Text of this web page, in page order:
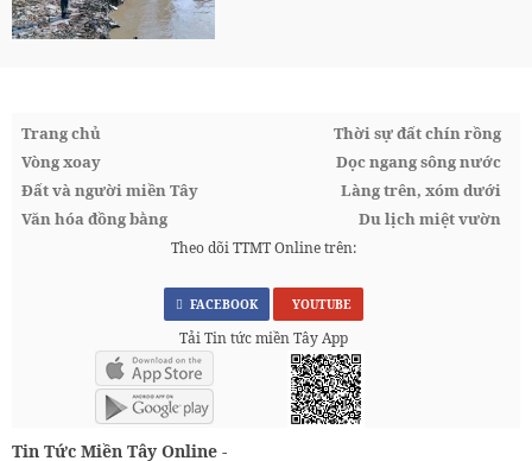
Trang chủ
Thời sự đất chín rồng
Vòng xoay
Dọc ngang sông nước
Đất và người miền Tây
Làng trên, xóm dưới
Văn hóa đồng bằng
Du lịch miệt vườn
Theo dõi TTMT Online trên:
FACEBOOK YOUTUBE
Tải Tin tức miền Tây App
Tin Tức Miền Tây Online -